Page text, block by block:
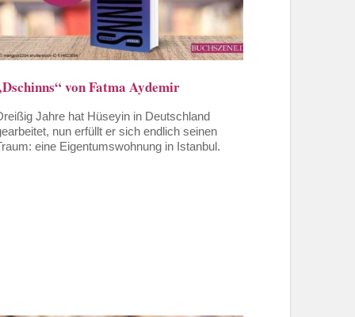
von Fatma Aydemir
Jahre hat Hüseyin in Deutschland
nun erfüllt er sich endlich seinen
eine Eigentumswohnung in Istanbul.